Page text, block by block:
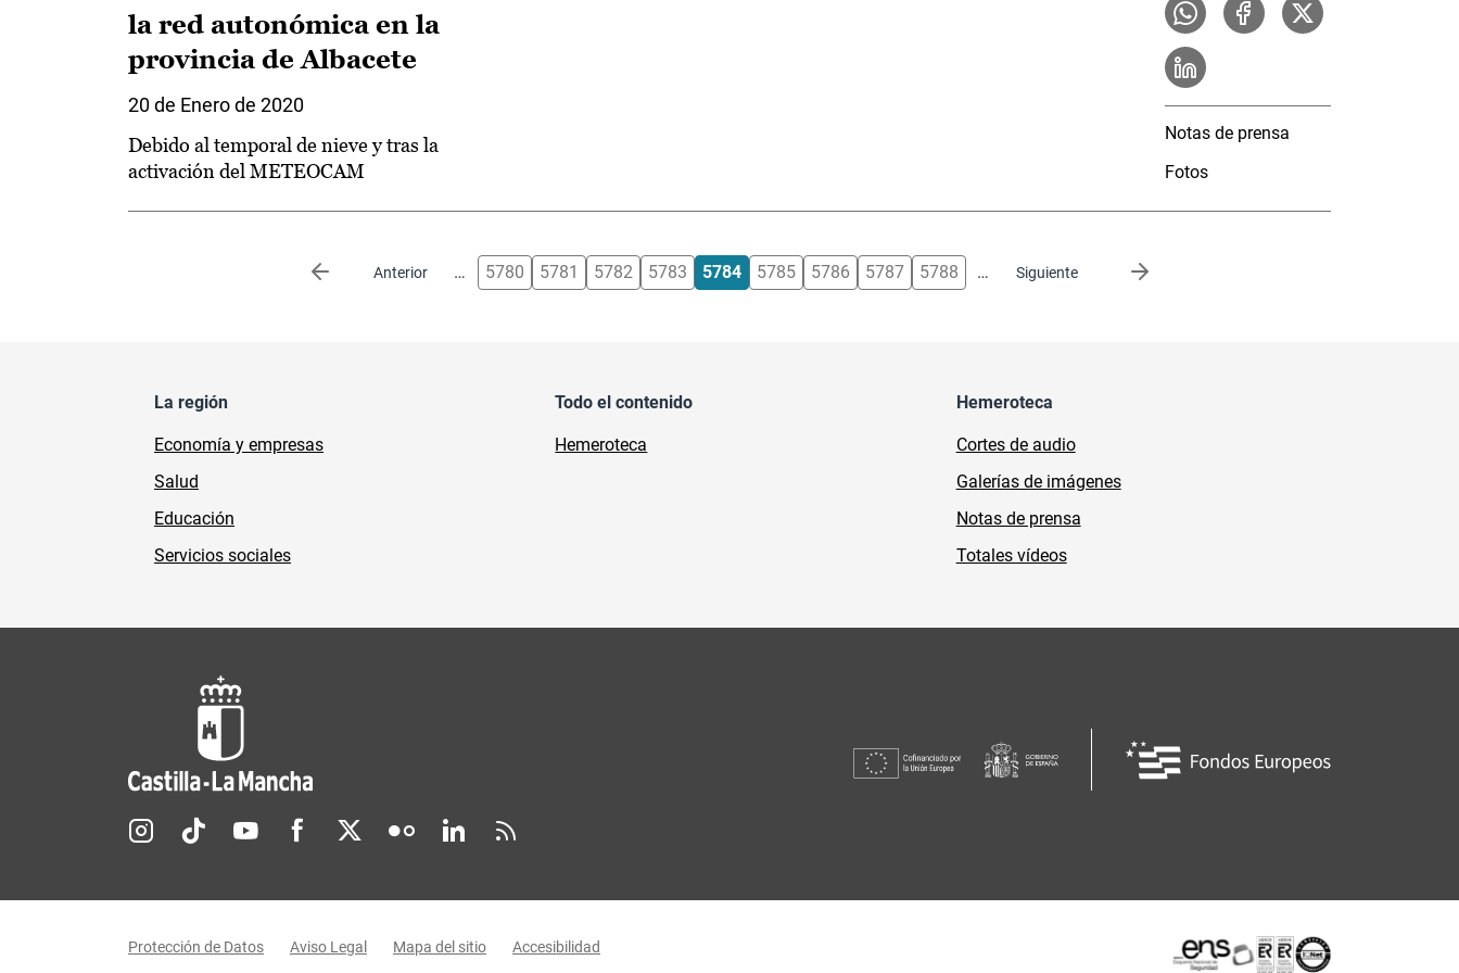
la red autonómica en la
provincia de Albacete
20 de Enero de 2020
Debido al temporal de nieve y tras la
activación del METEOCAM
Notas de prensa
Fotos
Anterior
Página anterior … 5780 5781 5782 5783 5784 5785 5786 5787 5788 … Siguiente
Siguiente página
La región
Economía y empresas
Salud
Educación
Servicios sociales
Todo el contenido
Hemeroteca
Hemeroteca
Cortes de audio
Galerías de imágenes
Notas de prensa
Totales vídeos
Redes sociales JCCM
Protección de Datos Aviso Legal Mapa del sitio Accesibilidad Certificaciones